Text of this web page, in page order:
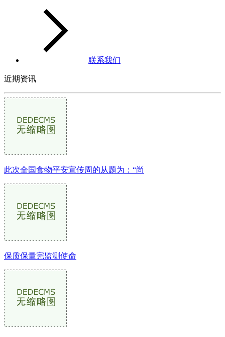
联系我们
近期资讯
此次全国食物平安宣传周的从题为：“尚
保质保量完监测使命